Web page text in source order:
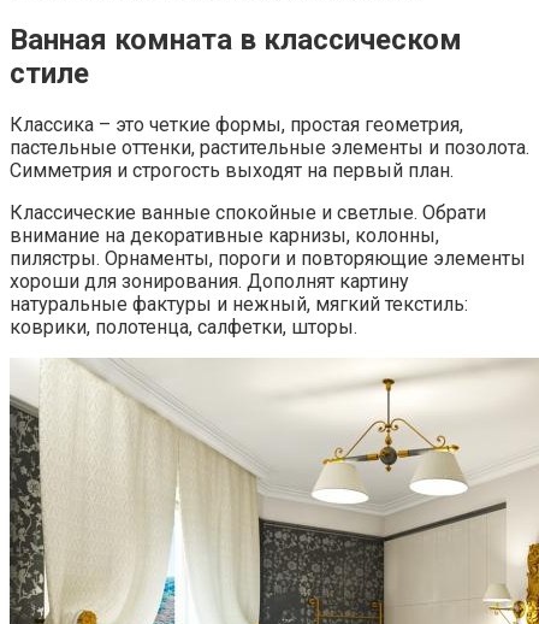
Ванная комната в классическом
стиле
Классика – это четкие формы, простая геометрия,
пастельные оттенки, растительные элементы и позолота.
Симметрия и строгость выходят на первый план.
Классические ванные спокойные и светлые. Обрати
внимание на декоративные карнизы, колонны,
пилястры. Орнаменты, пороги и повторяющие элементы
хороши для зонирования. Дополнят картину
натуральные фактуры и нежный, мягкий текстиль:
коврики, полотенца, салфетки, шторы.